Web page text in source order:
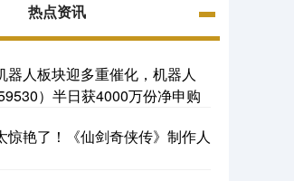
热点资讯
器人板块迎多重催化，机器人
）半日获4000万份净申购
惊艳了！《仙剑奇侠传》制作人